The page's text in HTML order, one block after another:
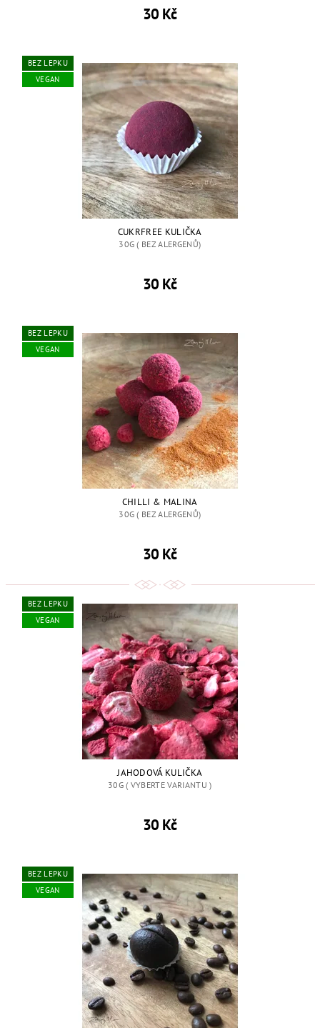
30 Kč
BEZ LEPKU
VEGAN
CUKRFREE KULIČKA
30G ( BEZ ALERGENŮ)
30 Kč
BEZ LEPKU
VEGAN
CHILLI & MALINA
30G ( BEZ ALERGENŮ)
30 Kč
BEZ LEPKU
VEGAN
JAHODOVÁ KULIČKA
30G ( VYBERTE VARIANTU )
30 Kč
BEZ LEPKU
VEGAN